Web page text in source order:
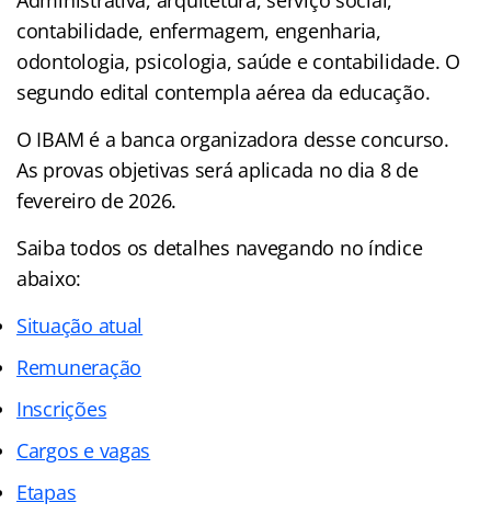
contabilidade, enfermagem, engenharia,
odontologia, psicologia, saúde e contabilidade. O
segundo edital contempla aérea da educação.
O IBAM é a banca organizadora desse concurso.
As provas objetivas será aplicada no dia 8 de
fevereiro de 2026.
Saiba todos os detalhes navegando no índice
abaixo:
Situação atual
Remuneração
Inscrições
Cargos e vagas
Etapas